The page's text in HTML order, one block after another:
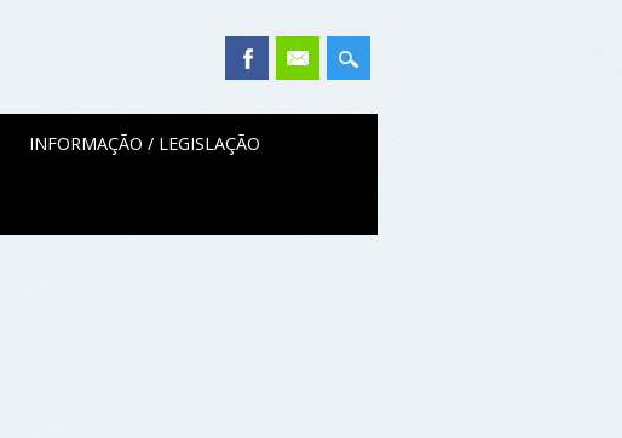
INFORMAÇÃO / LEGISLAÇÃO